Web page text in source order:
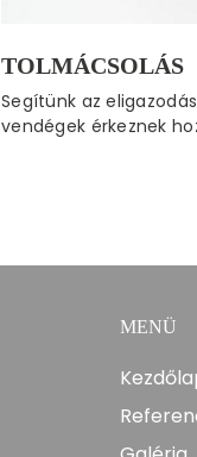
TOLMÁCSOLÁS
Segítünk az
vendégek érkeznek
MENÜ